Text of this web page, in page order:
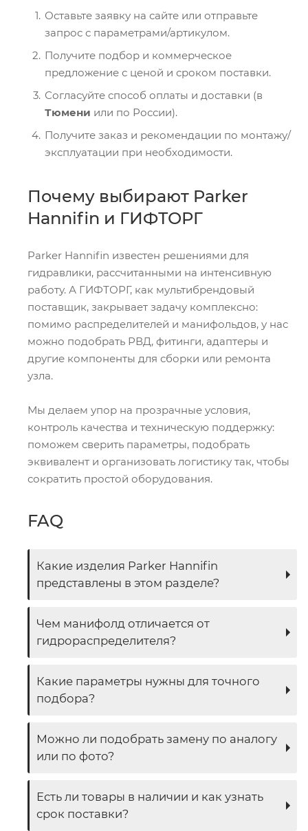
Оставьте заявку на сайте или отправьте
запрос с параметрами/артикулом.
Получите подбор и коммерческое
предложение с ценой и сроком поставки.
Согласуйте способ оплаты и доставки (в
Тюмени или по России).
Получите заказ и рекомендации по монтажу/
эксплуатации при необходимости.
Почему выбирают Parker
Hannifin и ГИФТОРГ
Parker Hannifin известен решениями для
гидравлики, рассчитанными на интенсивную
работу. А ГИФТОРГ, как мультибрендовый
поставщик, закрывает задачу комплексно:
помимо распределителей и манифольдов, у нас
можно подобрать РВД, фитинги, адаптеры и
другие компоненты для сборки или ремонта
узла.
Мы делаем упор на прозрачные условия,
контроль качества и техническую поддержку:
поможем сверить параметры, подобрать
эквивалент и организовать логистику так, чтобы
сократить простой оборудования.
FAQ
Какие изделия Parker Hannifin
представлены в этом разделе?
Чем манифолд отличается от
гидрораспределителя?
Какие параметры нужны для точного
подбора?
Можно ли подобрать замену по аналогу
или по фото?
Есть ли товары в наличии и как узнать
срок поставки?